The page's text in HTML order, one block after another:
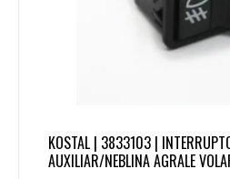
KOSTAL | 3833103 |
AUXILIAR/NEBLINA AGRALE